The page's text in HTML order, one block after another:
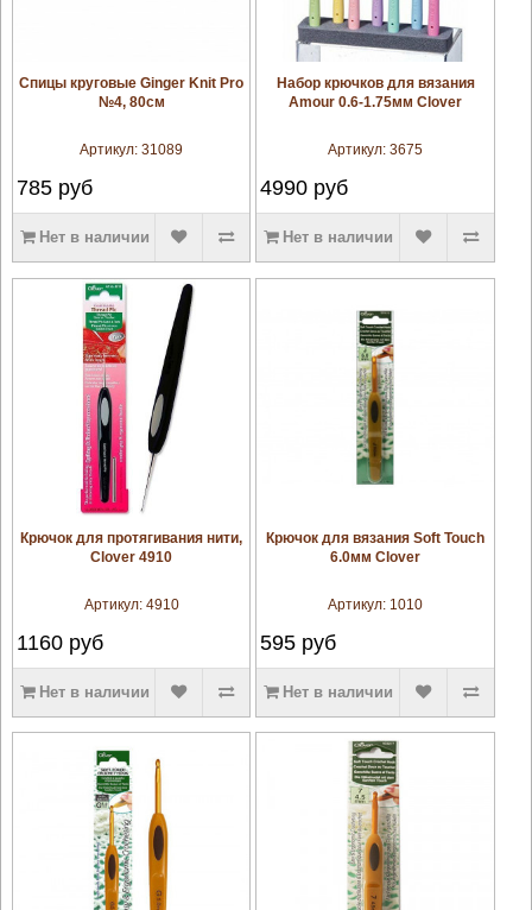
увеличить
Спицы круговые Ginger Knit Pro
№4, 80см
Артикул:31089
785руб
Нет в наличии
увеличить
Набор крючков для вязания
Amour 0.6-1.75мм Clover
Артикул:3675
4990 руб
Нет в наличии
увеличить
Крючок для протягивания нити,
Clover 4910
Артикул: 4910
1160руб
Нет в наличии
увеличить
Крючок для вязания Soft Touch
6.0мм Clover
Артикул: 1010
595 руб
Нет в наличии